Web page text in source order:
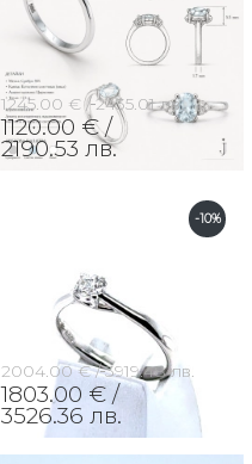
1245.00 € / 2435.01 лв.
1120.00 € /
2190.53 лв.
-10%
2004.00 € / 3919.48 лв.
1803.00 € /
3526.36 лв.